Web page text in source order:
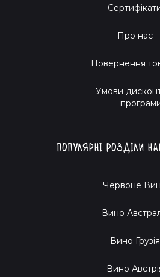
Про нас
Повернення
Умови
Популярні розділи
Червоне
Вино
Вино Грузія
Вино